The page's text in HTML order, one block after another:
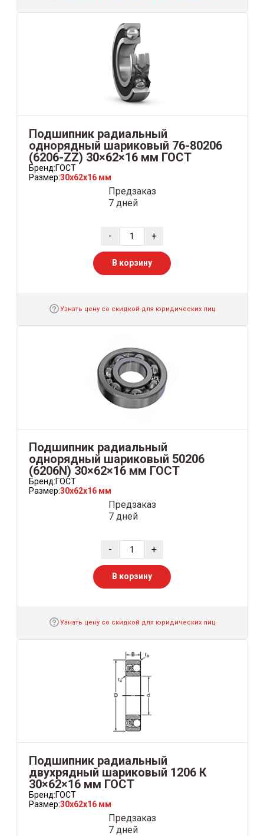
Подшипник радиальный
однорядный шариковый 76-80206
(6206-ZZ) 30×62×16 мм ГОСТ
Бренд:ГОСТ
Размер:30x62x16 мм
Предзаказ
7 дней
- +
В корзину
Узнать цену со скидкой для юридических лиц
Подшипник радиальный
однорядный шариковый 50206
(6206N) 30×62×16 мм ГОСТ
Бренд:ГОСТ
Размер:30x62x16 мм
Предзаказ
7 дней
- +
В корзину
Узнать цену со скидкой для юридических лиц
Подшипник радиальный
двухрядный шариковый 1206 К
30×62×16 мм ГОСТ
Бренд:ГОСТ
Размер:30x62x16 мм
Предзаказ
7 дней